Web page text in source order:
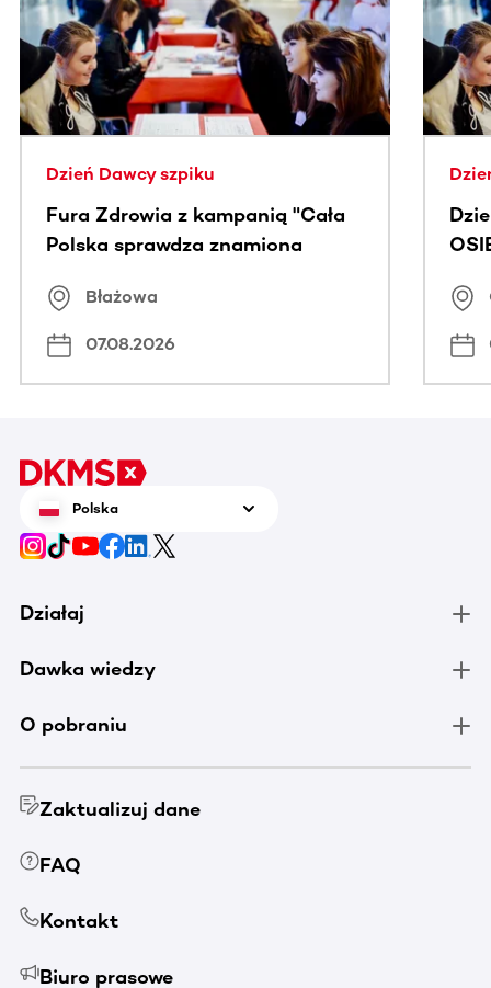
Dzień Dawcy szpiku
Fura Zdrowia z kampanią "Cała
Polska sprawdza znamiona
Błażowa
07.08.2026
Polska
Działaj
Dawka wiedzy
O pobraniu
Zaktualizuj dane
FAQ
Kontakt
Biuro prasowe